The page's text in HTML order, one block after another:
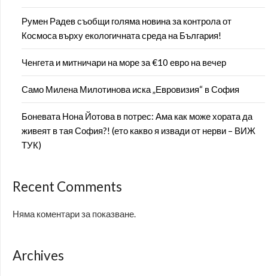
Румен Радев съобщи голяма новина за контрола от
Космоса върху екологичната среда на България!
Ченгета и митничари на море за €10 евро на вечер
Само Милена Милотинова иска „Евровизия“ в София
Боневата Нона Йотова в потрес: Ама как може хората да
живеят в тая София?! (ето какво я извади от нерви – ВИЖ
ТУК)
Recent Comments
Няма коментари за показване.
Archives